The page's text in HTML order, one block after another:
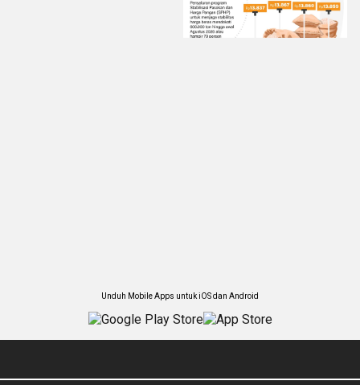
Unduh Mobile Apps untuk iOS dan Android